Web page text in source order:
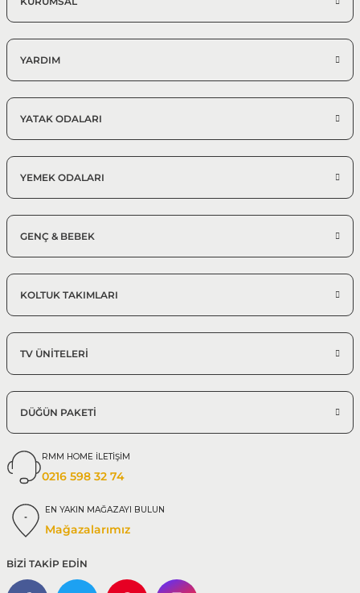
YARDIM
YATAK ODALARI
YEMEK ODALARI
GENÇ & BEBEK
KOLTUK TAKIMLARI
TV ÜNİTELERİ
DÜĞÜN PAKETİ
RMM HOME İLETİŞİM
0216 598 32 74
EN YAKIN MAĞAZAYI BULUN
Mağazalarımız
BİZİ TAKİP EDİN